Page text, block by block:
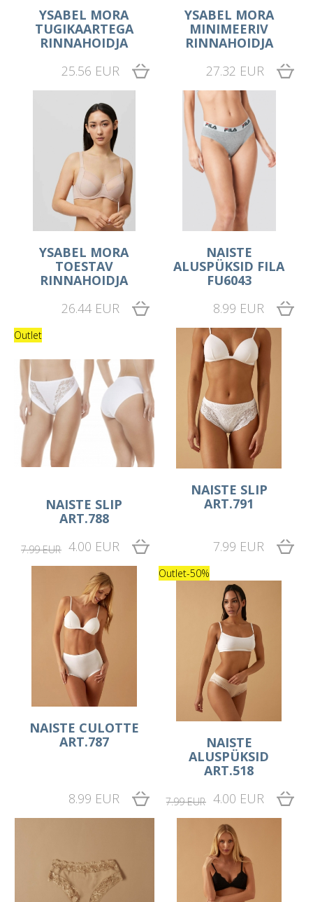
YSABEL MORA
TUGIKAARTEGA
RINNAHOIDJA
25.56 EUR
YSABEL MORA
MINIMEERIV
RINNAHOIDJA
27.32 EUR
YSABEL MORA
TOESTAV
RINNAHOIDJA
26.44 EUR
NAISTE
ALUSPÜKSID FILA
FU6043
8.99 EUR
Outlet
NAISTE SLIP
ART.788
7.99 EUR 4.00 EUR
NAISTE SLIP
ART.791
7.99 EUR
NAISTE CULOTTE
ART.787
8.99 EUR
Outlet-50%
NAISTE
ALUSPÜKSID
ART.518
7.99 EUR 4.00 EUR